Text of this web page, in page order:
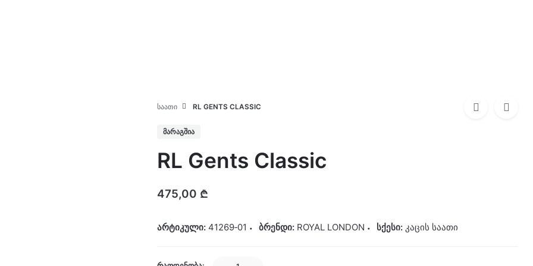
ᲡᲐᲐᲗᲘ RL GENTS CLASSIC
ᲛᲐᲠᲐᲒᲨᲘᲐ
RL Gents Classic
475,00 ₾
არტიკული: 41269‐01 ბრენდი: ROYAL LONDON სქესი: კაცის საათი